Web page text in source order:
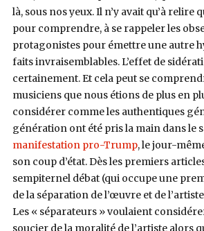
là, sous nos yeux. Il n’y avait qu’à relire
pour comprendre, à se rappeler les
protagonistes pour émettre une autre
faits invraisemblables. L’effet de
certainement. Et cela peut se
musiciens que nous étions de plus en
considérer comme les authentiques
génération ont été pris la main dans le
manifestation pro-Trump, le jour-
son coup d’état. Dès les premiers
sempiternel débat (qui occupe une
de la séparation de l’œuvre et de
Les « séparateurs » voulaient
soucier de la moralité de l’artiste alors